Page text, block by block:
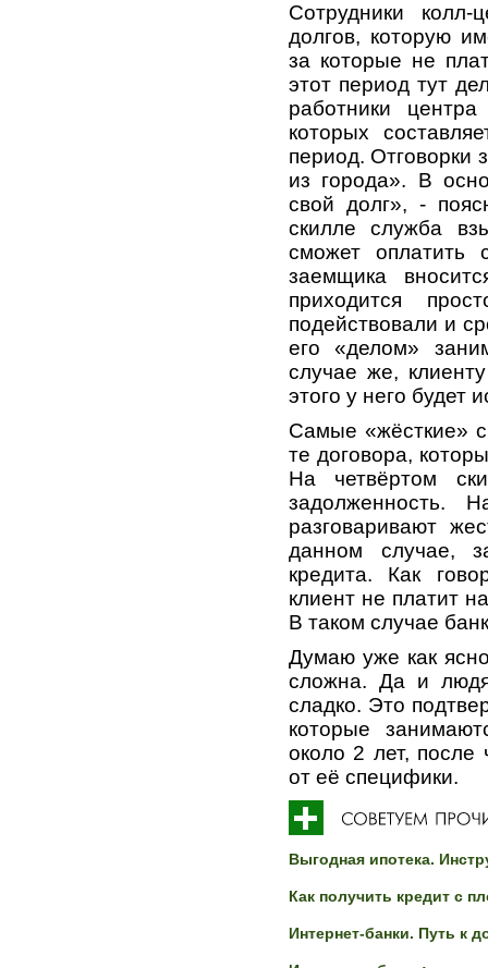
Сотрудники
долгов, которую
за которые не
этот период тут
работники
которых
период. Отговорки
из города». В
свой долг», -
скилле служба
сможет оплатить
заемщика
приходится
подействовали и
его «делом»
случае же,
этого у него будет
Самые «жёсткие»
те договора,
На четвёртом
задолженность.
разговаривают
данном случае,
кредита. Как
клиент не платит
В таком случае
Думаю уже как
сложна. Да и
сладко. Это
которые
около 2 лет, после
от её специфики.
Выгодная ипотека.
Как получить кредит с
Интернет-банки. Путь к